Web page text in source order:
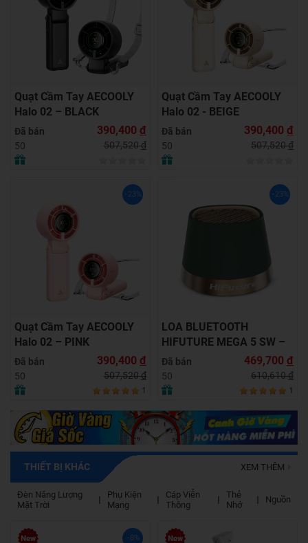
Quạt Cầm Tay AECOOLY
Halo 02 – BLACK
Đã bán
50
390,400 đ
507,520đ
Quạt Cầm Tay AECOOLY
Halo 02 - BEIGE
Đã bán
50
390,400 đ
507,520đ
-23%
Quạt Cầm Tay AECOOLY
Halo 02 – PINK
Đã bán
50
390,400 đ
507,520đ
1
-23%
LOA BLUETOOTH
HIFUTURE MEGA 5 SW –
GREEN
Đã bán
50
469,700 đ
610,610đ
1
THIẾT BỊ KHÁC
Đèn Năng Lượng
Mặt Trời
Phụ Kiện
Mạng
Cáp Viễn
Thông
Thẻ
Nhớ
Nguồn
XEM THÊM
-8%